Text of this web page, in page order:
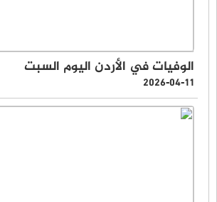
الوفيات في الأردن اليوم السبت
2026-04-11